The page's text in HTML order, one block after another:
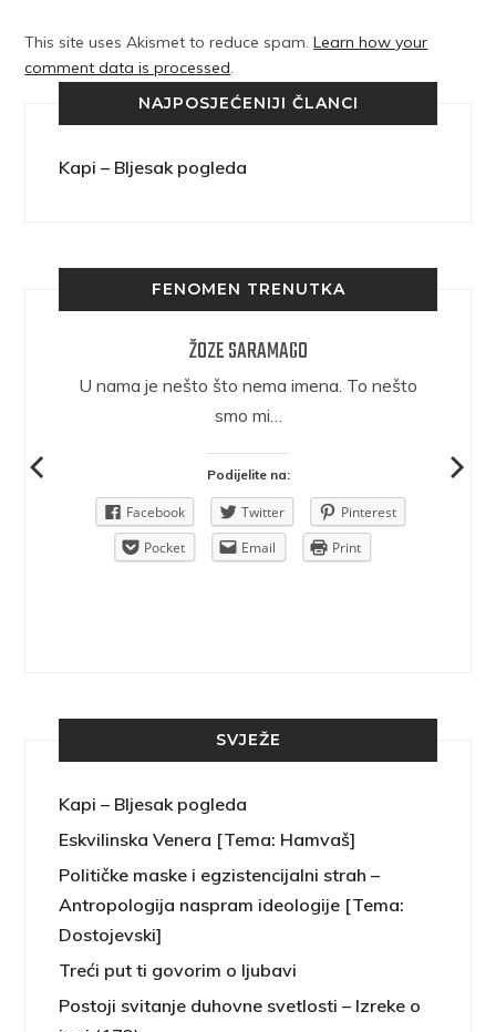
This site uses Akismet to reduce spam.Learn how your
comment data is processed.
NAJPOSJEĆENIJI ČLANCI
Kapi – Bljesak pogleda
FENOMEN TRENUTKA
ŽOZE SARAMAGO
U nama je nešto što nema imena. To nešto
smo mi…
Podijelite na:
Facebook Twitter
Pinterest
Pocket
Email Print
SVJEŽE
Kapi – Bljesak pogleda
Eskvilinska Venera [Tema: Hamvaš]
Političke maske i egzistencijalni strah –
Antropologija naspram ideologije [Tema:
Dostojevski]
Treći put ti govorim o ljubavi
Postoji svitanje duhovne svetlosti – Izreke o